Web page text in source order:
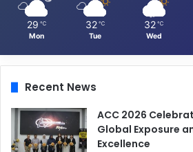
29 ℃
Mon
32 ℃
Tue
32 ℃
Wed
Recent News
ACC 2026
Global Exposure
Excellence